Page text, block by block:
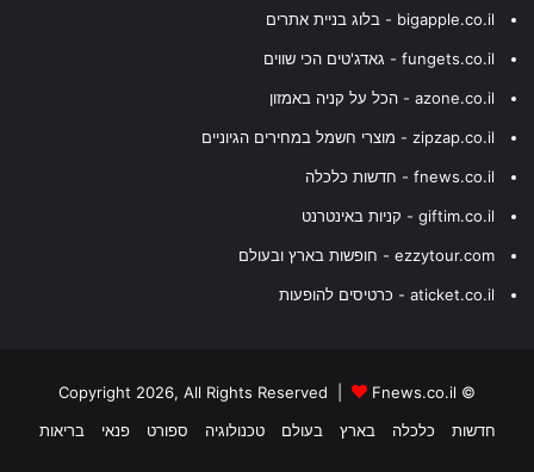
bigapple.co.il - בלוג בניית אתרים
fungets.co.il - גאדג'טים הכי שווים
azone.co.il - הכל על קניה באמזון
zipzap.co.il - מוצרי חשמל במחירים הגיוניים
fnews.co.il - חדשות כלכלה
giftim.co.il - קניות באינטרנט
ezzytour.com - חופשות בארץ ובעולם
aticket.co.il - כרטיסים להופעות
© Copyright 2026, All Rights Reserved |
Fnews.co.il
חדשות
כלכלה בארץ בעולם טכנולוגיה ספורט פנאי בריאות